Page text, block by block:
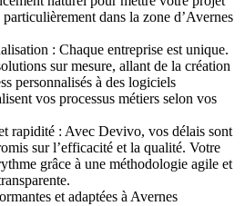
dans la zone d’Avernes
: Chaque entreprise est unique.
sur mesure, allant de la création
personnalisés à des logiciels
vos processus métiers selon vos
rapidité : Avec Devivo, vos délais sont
sur l’efficacité et la qualité. Votre
grâce à une méthodologie agile et
et adaptées à Avernes